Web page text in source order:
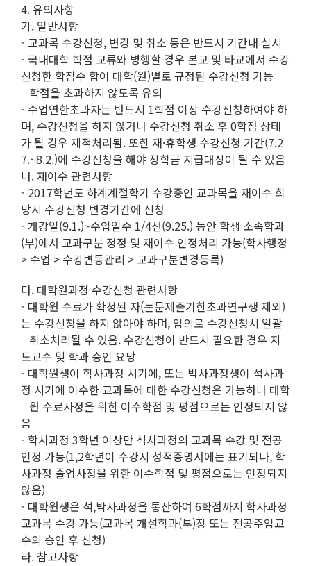
4. 유의사항
가. 일반사항
- 교과목 수강신청, 변경 및 취소 등은 반드시 기간내 실시
- 국내대학 학점 교류와 병행할 경우 본교 및 타교에서 수강
신청한 학점수 합이 대학(원)별로 규정된 수강신청 가능
학점을 초과하지 않도록 유의
- 수업연한초과자는 반드시 1학점 이상 수강신청하여야 하
며, 수강신청을 하지 않거나 수강신청 취소 후 0학점 상태
가 될 경우 제적처리됨. 또한 재·휴학생 수강신청 기간(7.2
7.~8.2.)에 수강신청을 해야 장학금 지급대상이 될 수 있음
나. 재이수 관련사항
- 2017학년도 하계계절학기 수강중인 교과목을 재이수 희
망시 수강신청 변경기간에 신청
- 개강일(9.1.)~수업일수 1/4선(9.25.) 동안 학생 소속학과
(부)에서 교과구분 정정 및 재이수 인정처리 가능(학사행정
> 수업 > 수강변동관리 > 교과구분변경등록)
다. 대학원과정 수강신청 관련사항
- 대학원 수료가 확정된 자(논문제출기한초과연구생 제외)
는 수강신청을 하지 않아야 하며, 임의로 수강신청시 일괄
취소처리될 수 있음. 수강신청이 반드시 필요한 경우 지
도교수 및 학과 승인 요망
- 대학원생이 학사과정 시기에, 또는 박사과정생이 석사과
정 시기에 이수한 교과목에 대한 수강신청은 가능하나 대학
원 수료사정을 위한 이수학점 및 평점으로는 인정되지 않
음
- 학사과정 3학년 이상만 석사과정의 교과목 수강 및 전공
인정 가능(1,2학년이 수강시 성적증명서에는 표기되나, 학
사과정 졸업사정을 위한 이수학점 및 평점으로는 인정되지
않음)
- 대학원생은 석,박사과정을 통산하여 6학점까지 학사과정
교과목 수강 가능(교과목 개설학과(부)장 또는 전공주임교
수의 승인 후 신청)
라. 참고사항